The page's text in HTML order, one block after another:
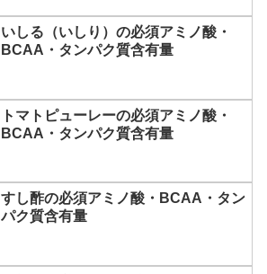
いしる（いしり）の必須アミノ酸・
BCAA・タンパク質含有量
トマトピューレーの必須アミノ酸・
BCAA・タンパク質含有量
すし酢の必須アミノ酸・BCAA・タン
パク質含有量